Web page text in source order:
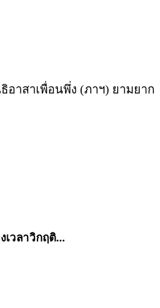
าสาเพื่อนพึ่ง (ภาฯ) ยามยาก
วลาวิกฤติ...